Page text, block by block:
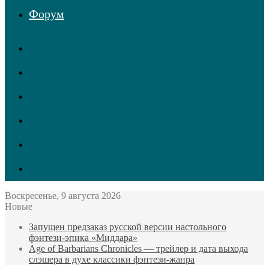
Форум
Воскресенье, 9 августа 2026
Новые
Запущен предзаказ русской версии настольного
фэнтези-эпика «Миддара»
Age of Barbarians Chronicles — трейлер и дата выхода
слэшера в духе классики фэнтези-жанра